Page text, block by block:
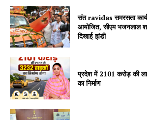
संत ravidas समरसता
आयोजित, सीएम भजनलाल
दिखाई झंडी
प्रदेश में 2101 करोड़ की
का निर्माण